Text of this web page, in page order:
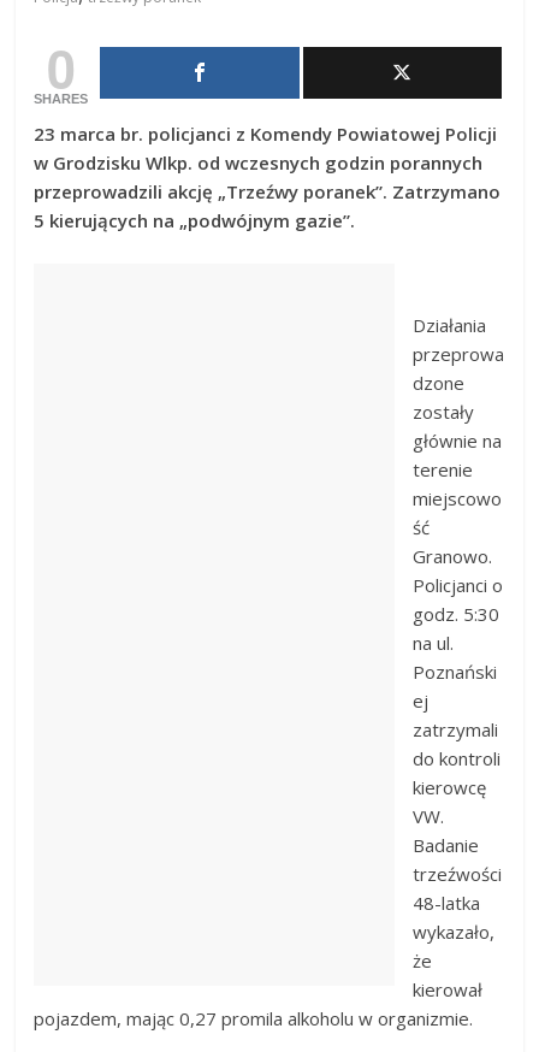
0
SHARES
23 marca br. policjanci z Komendy Powiatowej Policji
w Grodzisku Wlkp. od wczesnych godzin porannych
przeprowadzili akcję „Trzeźwy poranek”. Zatrzymano
5 kierujących na „podwójnym gazie”.
Działania
przeprowa
dzone
zostały
głównie na
terenie
miejscowo
ść
Granowo.
Policjanci o
godz. 5:30
na ul.
Poznański
ej
zatrzymali
do kontroli
kierowcę
VW.
Badanie
trzeźwości
48-latka
wykazało,
że
kierował
pojazdem, mając 0,27 promila alkoholu w organizmie.